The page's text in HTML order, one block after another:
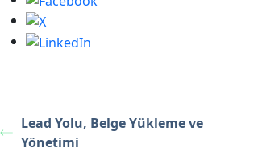
Lead Yolu, Belge Yükleme ve
Yönetimi